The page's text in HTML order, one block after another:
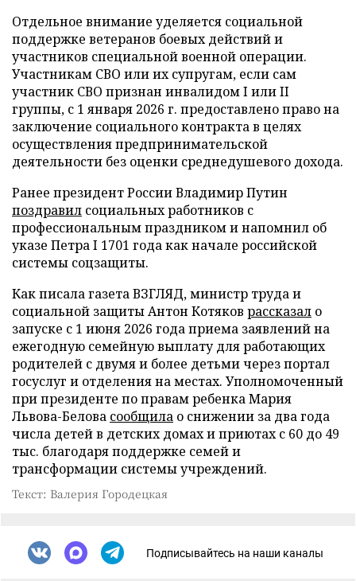
Отдельное внимание уделяется социальной
поддержке ветеранов боевых действий и
участников специальной военной операции.
Участникам СВО или их супругам, если сам
участник СВО признан инвалидом I или II
группы, с 1 января 2026 г. предоставлено право на
заключение социального контракта в целях
осуществления предпринимательской
деятельности без оценки среднедушевого дохода.
Ранее президент России Владимир Путин
поздравил социальных работников с
профессиональным праздником и напомнил об
указе Петра I 1701 года как начале российской
системы соцзащиты.
Как писала газета ВЗГЛЯД, министр труда и
социальной защиты Антон Котяков рассказал о
запуске с 1 июня 2026 года приема заявлений на
ежегодную семейную выплату для работающих
родителей с двумя и более детьми через портал
госуслуг и отделения на местах. Уполномоченный
при президенте по правам ребенка Мария
Львова-Белова сообщила о снижении за два года
числа детей в детских домах и приютах с 60 до 49
тыс. благодаря поддержке семей и
трансформации системы учреждений.
Текст: Валерия Городецкая
Подписывайтесь на наши каналы